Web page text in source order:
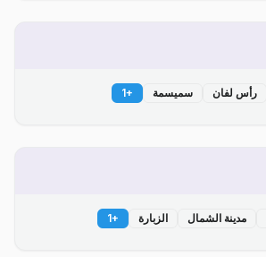
رأس لفان سميسمة +
1
مدينة الشمال الزبارة +
1